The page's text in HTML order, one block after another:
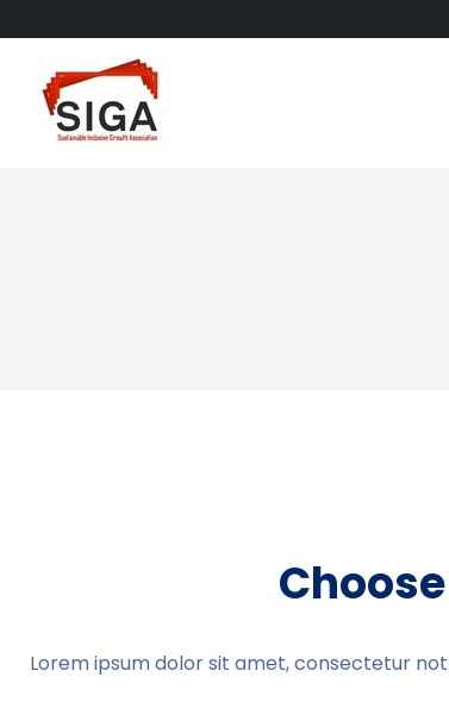
Lorem ipsum dolor sit amet, consectetur